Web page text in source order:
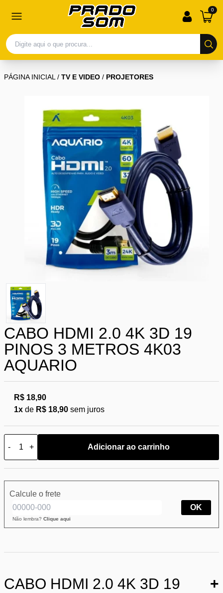
0
PÁGINA INICIAL/ TV E VIDEO / PROJETORES
CABO HDMI 2.0 4K 3D 19
PINOS 3 METROS 4K03
AQUARIO
R$ 18,90
1x de R$ 18,90 sem juros
- + Adicionar ao carrinho
Calcule o frete
Não lembra? Clique aqui
OK
CABO HDMI 2.0 4K 3D 19
+